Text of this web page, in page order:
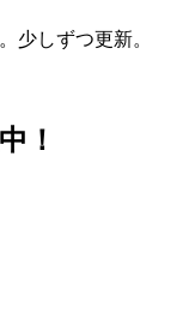
少しずつ更新。
！